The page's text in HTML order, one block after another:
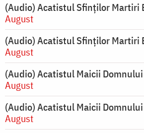
(Audio) Acatistul Sfinților Martiri
August
(Audio) Acatistul Sfinților Martiri
August
(Audio) Acatistul Maicii
August
(Audio) Acatistul Maicii
August